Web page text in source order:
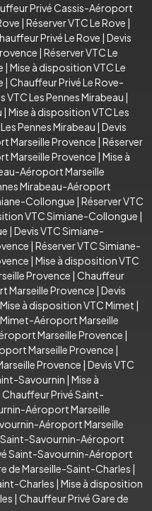
Privé Cassis-Aéroport
| Réserver VTC Le Rove |
Privé Le Rove | Devis
| Réserver VTC Le
| Mise à disposition VTC Le
| Chauffeur Privé Le Rove-
VTC Les Pennes Mirabeau |
| Mise à disposition VTC Les
Pennes Mirabeau | Devis
Marseille Provence | Réserver
Marseille Provence | Mise à
Aéroport Marseille
Mirabeau-Aéroport
Collongue | Réserver VTC
VTC Simiane-Collongue |
| Devis VTC Simiane-
| Réserver VTC Simiane-
| Mise à disposition VTC
Provence | Chauffeur
Marseille Provence | Devis
Mise à disposition VTC Mimet |
Mimet-Aéroport Marseille
Marseille Provence |
Marseille Provence |
Provence | Devis VTC
Savournin | Mise à
Chauffeur Privé Saint-
Aéroport Marseille
Aéroport Marseille
Saint-Savournin-Aéroport
Saint-Savournin-Aéroport
de Marseille-Saint-Charles |
Charles | Mise à disposition
| Chauffeur Privé Gare de